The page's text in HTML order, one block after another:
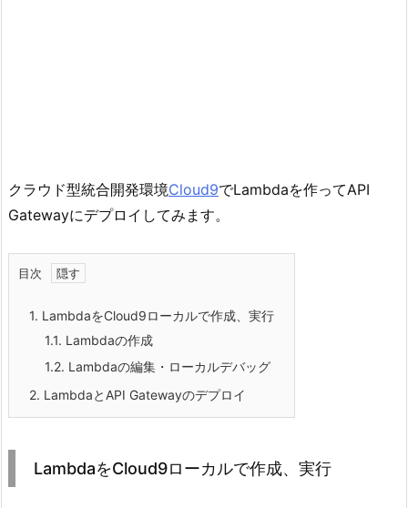
クラウド型統合開発環境Cloud9でLambdaを作ってAPI
Gatewayにデプロイしてみます。
目次
1. LambdaをCloud9ローカルで作成、実行
1.1. Lambdaの作成
1.2. Lambdaの編集・ローカルデバッグ
2. LambdaとAPI Gatewayのデプロイ
LambdaをCloud9ローカルで作成、実行